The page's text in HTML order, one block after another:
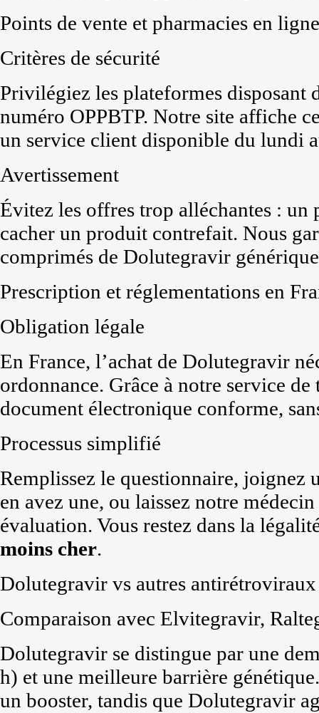
Points de vente et pharmacies en
Critères de sécurité
Privilégiez les plateformes disposant
numéro OPPBTP. Notre site affiche
un service client disponible du lundi
Avertissement
Évitez les offres trop alléchantes : un
cacher un produit contrefait. Nous
comprimés de Dolutegravir
Prescription et réglementations en
Obligation légale
En France, l’achat de Dolutegravir
ordonnance. Grâce à notre service
document électronique conforme,
Processus simplifié
Remplissez le questionnaire, joignez
en avez une, ou laissez notre
évaluation. Vous restez dans la
moins cher.
Dolutegravir vs autres antirétroviraux
Comparaison avec Elvitegravir,
Dolutegravir se distingue par une
h) et une meilleure barrière
un booster, tandis que Dolutegravir